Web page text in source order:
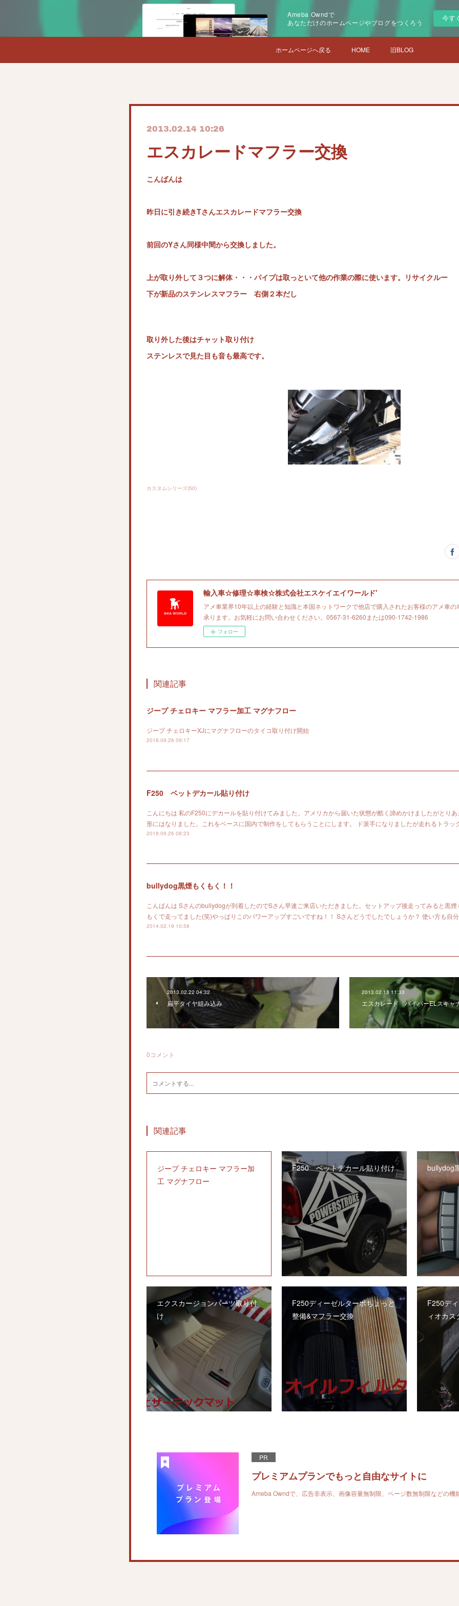
Ameba Owndで
あなただけのホームページやブログをつくろう
今す
ホームページへ戻る HOME 旧BLOG
2013.02.14 10:26
エスカレードマフラー交換
こんばんは
昨日に引き続きTさんエスカレードマフラー交換
前回のYさん同様中間から交換しました。
上が取り外して３つに解体・・・パイプは取っといて他の作業の際に使います。リサイクルー
下が新品のステンレスマフラー 右側２本だし
取り外した後はチャット取り付け
ステンレスで見た目も音も最高です。
カスタムシリーズ(50)
輸入車☆修理☆車検☆株式会社エスケイエイワールド'
アメ車業界10年以上の経験と知識と本国ネットワークで他店で購入されたお客様のアメ車
承ります。お気軽にお問い合わせください。0567-31-6260または090-1742-1986
フォロー
関連記事
ジープ チェロキー マフラー加工 マグナフロー
ジープ チェロキーXJにマグナフローのタイコ取り付け開始
2018.09.26 09:17
F250 ベットデカール貼り付け
こんにちは 私のF250にデカールを貼り付けてみました。アメリカから届いた状態が酷く諦めかけましたがとり
形にはなりました。これをベースに国内で制作をしてもらうことにします。 ド派手になりましたが走れるトラ
2018.09.26 08:23
bullydog黒煙もくもく！！
こんばんは Sさんのbullydogが到着したのでSさん早速ご来店いただきました。セットアップ後走ってみると黒煙
もくで走ってました(笑)やっぱりこのパワーアップすごいですね！！ Sさんどうでしたでしょうか？ 使い方も自
2014.02.19 10:58
2013.02.22 04:32
扁平タイヤ組み込み
2013.02.13 11:33
エスカレード バイパーELスキャ
0コメント
関連記事
ジープ チェロキー マフラー加
工 マグナフロー
F250 ベットデカール貼り付け bullydog
エクスカージョンパーツ取り付
け
F250ディーゼルターボちょっと
整備&マフラー交換
F250デ
ィオカス
PR
プレミアムプランでもっと自由なサイトに
Ameba Owndで、広告非表示、画像容量無制限、ページ数無制限などの機